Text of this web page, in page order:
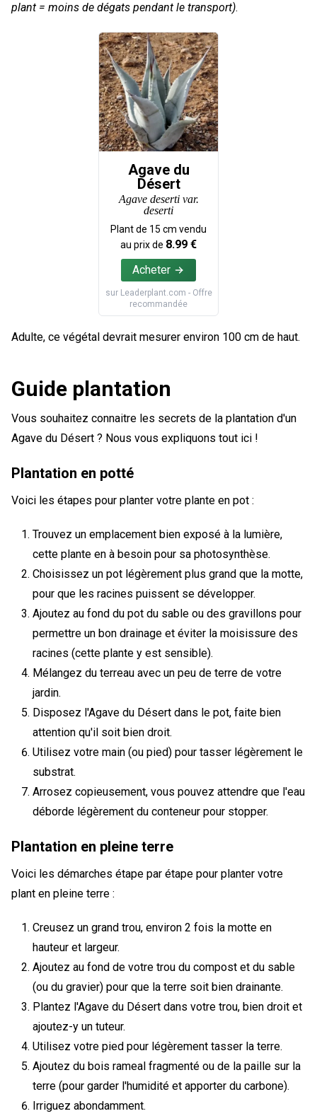
plant = moins de dégats pendant le transport).
Agave du
Désert
Agave deserti var.
deserti
Plant de 15 cm vendu
au prix de 8.99 €
Acheter
sur Leaderplant.com - Offre
recommandée
Adulte, ce végétal devrait mesurer environ 100 cm de haut.
Guide plantation
Vous souhaitez connaitre les secrets de la plantation d'un
Agave du Désert ? Nous vous expliquons tout ici !
Plantation en potté
Voici les étapes pour planter votre plante en pot :
Trouvez un emplacement bien exposé à la lumière,
cette plante en à besoin pour sa photosynthèse.
Choisissez un pot légèrement plus grand que la motte,
pour que les racines puissent se développer.
Ajoutez au fond du pot du sable ou des gravillons pour
permettre un bon drainage et éviter la moisissure des
racines (cette plante y est sensible).
Mélangez du terreau avec un peu de terre de votre
jardin.
Disposez l'Agave du Désert dans le pot, faite bien
attention qu'il soit bien droit.
Utilisez votre main (ou pied) pour tasser légèrement le
substrat.
Arrosez copieusement, vous pouvez attendre que l'eau
déborde légèrement du conteneur pour stopper.
Plantation en pleine terre
Voici les démarches étape par étape pour planter votre
plant en pleine terre :
Creusez un grand trou, environ 2 fois la motte en
hauteur et largeur.
Ajoutez au fond de votre trou du compost et du sable
(ou du gravier) pour que la terre soit bien drainante.
Plantez l'Agave du Désert dans votre trou, bien droit et
ajoutez-y un tuteur.
Utilisez votre pied pour légèrement tasser la terre.
Ajoutez du bois rameal fragmenté ou de la paille sur la
terre (pour garder l'humidité et apporter du carbone).
Irriguez abondamment.